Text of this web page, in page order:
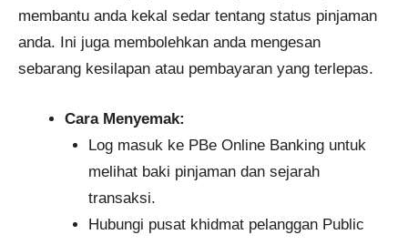
membantu anda kekal sedar tentang status pinjaman
anda. Ini juga membolehkan anda mengesan
sebarang kesilapan atau pembayaran yang terlepas.
Cara Menyemak:
Log masuk ke PBe Online Banking untuk
melihat baki pinjaman dan sejarah
transaksi.
Hubungi pusat khidmat pelanggan Public